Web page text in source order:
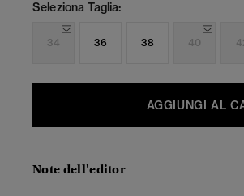
Seleziona Taglia:
34 36 38 40
AGGIUNGI AL
Note dell'editor